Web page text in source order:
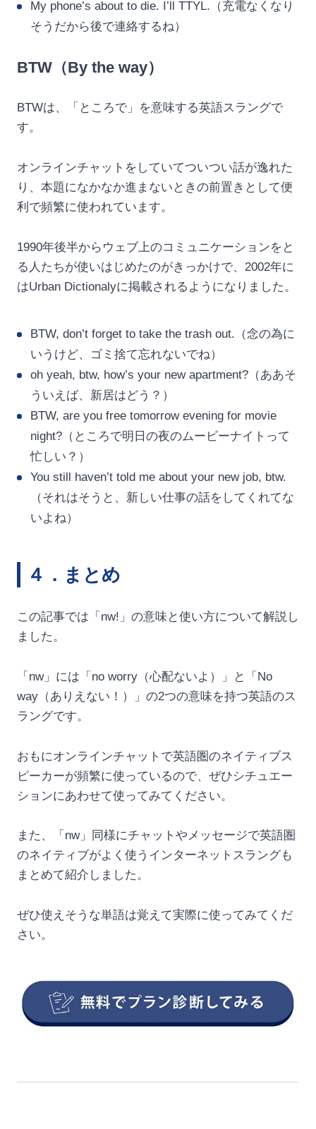
My phone’s about to die. I’ll TTYL.（充電なくなり
そうだから後で連絡するね）
BTW（By the way）
BTWは、「ところで」を意味する英語スラングで
す。
オンラインチャットをしていてついつい話が逸れた
り、本題になかなか進まないときの前置きとして便
利で頻繁に使われています。
1990年後半からウェブ上のコミュニケーションをと
る人たちが使いはじめたのがきっかけで、2002年に
はUrban Dictionalyに掲載されるようになりました。
BTW, don’t forget to take the trash out.（念の為に
いうけど、ゴミ捨て忘れないでね）
oh yeah, btw, how’s your new apartment?（ああそ
ういえば、新居はどう？）
BTW, are you free tomorrow evening for movie
night?（ところで明日の夜のムービーナイトって
忙しい？）
You still haven’t told me about your new job, btw.
（それはそうと、新しい仕事の話をしてくれてな
いよね）
４．まとめ
この記事では「nw!」の意味と使い方について解説し
ました。
「nw」には「no worry（心配ないよ）」と「No
way（ありえない！）」の2つの意味を持つ英語のス
ラングです。
おもにオンラインチャットで英語圏のネイティブス
ピーカーが頻繁に使っているので、ぜひシチュエー
ションにあわせて使ってみてください。
また、「nw」同様にチャットやメッセージで英語圏
のネイティブがよく使うインターネットスラングも
まとめて紹介しました。
ぜひ使えそうな単語は覚えて実際に使ってみてくだ
さい。